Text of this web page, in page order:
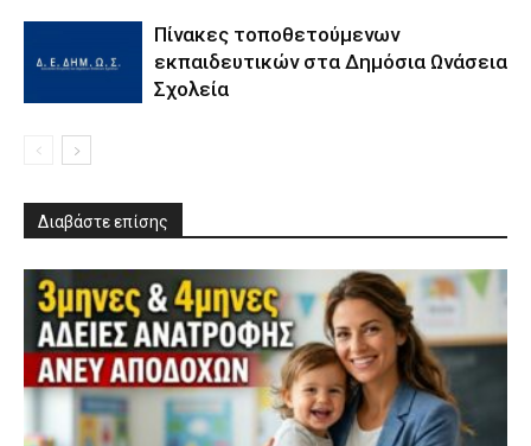
Πίνακες τοποθετούμενων
εκπαιδευτικών στα Δημόσια Ωνάσεια
Σχολεία
Διαβάστε επίσης